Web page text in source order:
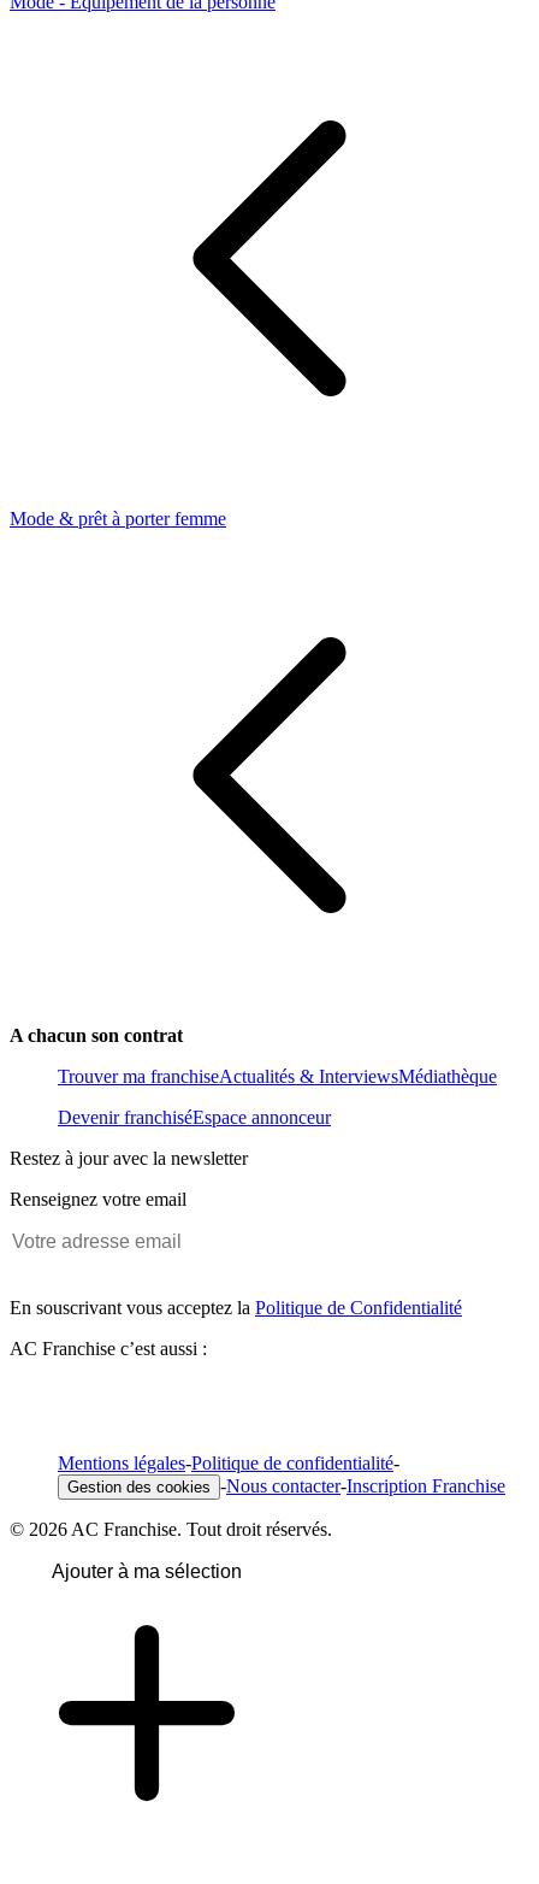
Mode & prêt à porter femme
A chacun son contrat
Trouver ma franchiseActualités & InterviewsMédiathèque
Devenir franchiséEspace annonceur
Restez à jour avec la newsletter
Renseignez votre email
En souscrivant vous acceptez la Politique de Confidentialité
AC Franchise c’est aussi :
Mentions légales-Politique de confidentialité-
Gestion des cookies -Nous contacter-Inscription Franchise
© 2026 AC Franchise. Tout droit réservés.
Ajouter à ma sélection